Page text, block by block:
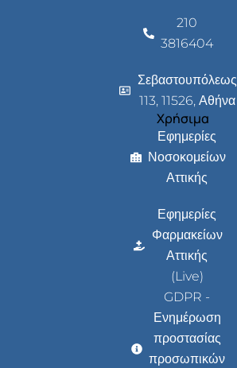
210
3816404
Σεβαστουπόλεως
113, 11526, Αθήνα
Χρήσιμα
Εφημερίες
Νοσοκομείων
Αττικής
Εφημερίες
Φαρμακείων
Αττικής
(Live)
GDPR -
Ενημέρωση
προστασίας
προσωπικών